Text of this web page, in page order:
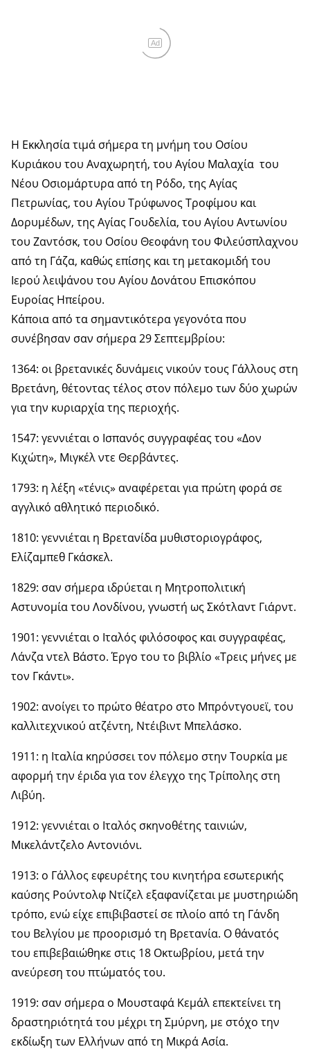
Ad
Η Εκκλησία τιμά σήμερα τη μνήμη του Οσίου
Κυριάκου του Αναχωρητή, του Αγίου Μαλαχία του
Νέου Οσιομάρτυρα από τη Ρόδο, της Αγίας
Πετρωνίας, του Αγίου Τρύφωνος Τροφίμου και
Δορυμέδων, της Αγίας Γουδελία, του Αγίου Αντωνίου
του Ζαντόσκ, του Οσίου Θεοφάνη του Φιλεύσπλαχνου
από τη Γάζα, καθώς επίσης και τη μετακομιδή του
Ιερού λειψάνου του Αγίου Δονάτου Επισκόπου
Ευροίας Ηπείρου.
Κάποια από τα σημαντικότερα γεγονότα που
συνέβησαν σαν σήμερα 29 Σεπτεμβρίου:
1364: οι βρετανικές δυνάμεις νικούν τους Γάλλους στη
Βρετάνη, θέτοντας τέλος στον πόλεμο των δύο χωρών
για την κυριαρχία της περιοχής.
1547: γεννιέται ο Ισπανός συγγραφέας του «Δον
Κιχώτη», Μιγκέλ ντε Θερβάντες.
1793: η λέξη «τένις» αναφέρεται για πρώτη φορά σε
αγγλικό αθλητικό περιοδικό.
1810: γεννιέται η Βρετανίδα μυθιστοριογράφος,
Ελίζαμπεθ Γκάσκελ.
1829: σαν σήμερα ιδρύεται η Μητροπολιτική
Αστυνομία του Λονδίνου, γνωστή ως Σκότλαντ Γιάρντ.
1901: γεννιέται ο Ιταλός φιλόσοφος και συγγραφέας,
Λάνζα ντελ Βάστο. Έργο του το βιβλίο «Τρεις μήνες με
τον Γκάντι».
1902: ανοίγει το πρώτο θέατρο στο Μπρόντγουεϊ, του
καλλιτεχνικού ατζέντη, Ντέιβιντ Μπελάσκο.
1911: η Ιταλία κηρύσσει τον πόλεμο στην Τουρκία με
αφορμή την έριδα για τον έλεγχο της Τρίπολης στη
Λιβύη.
1912: γεννιέται ο Ιταλός σκηνοθέτης ταινιών,
Μικελάντζελο Αντονιόνι.
1913: ο Γάλλος εφευρέτης του κινητήρα εσωτερικής
καύσης Ρούντολφ Ντίζελ εξαφανίζεται με μυστηριώδη
τρόπο, ενώ είχε επιβιβαστεί σε πλοίο από τη Γάνδη
του Βελγίου με προορισμό τη Βρετανία. Ο θάνατός
του επιβεβαιώθηκε στις 18 Οκτωβρίου, μετά την
ανεύρεση του πτώματός του.
1919: σαν σήμερα ο Μουσταφά Κεμάλ επεκτείνει τη
δραστηριότητά του μέχρι τη Σμύρνη, με στόχο την
εκδίωξη των Ελλήνων από τη Μικρά Ασία.